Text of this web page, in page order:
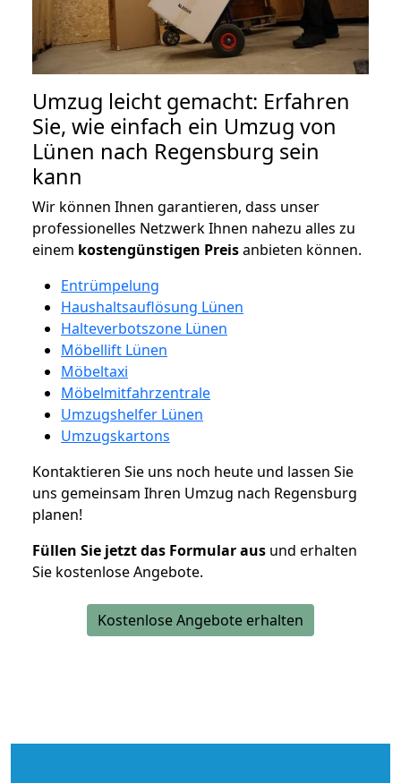
Umzug leicht gemacht: Erfahren
Sie, wie einfach ein Umzug von
Lünen nach Regensburg sein
kann
Wir können Ihnen garantieren, dass unser
professionelles Netzwerk Ihnen nahezu alles zu
einem kostengünstigen Preisanbieten können.
Entrümpelung
Haushaltsauflösung Lünen
Halteverbotszone Lünen
Möbellift Lünen
Möbeltaxi
Möbelmitfahrzentrale
Umzugshelfer Lünen
Umzugskartons
Kontaktieren Sie uns noch heute und lassen Sie
uns gemeinsam Ihren Umzug nach Regensburg
planen!
Füllen Sie jetzt das Formular aus und erhalten
Sie kostenlose Angebote.
Kostenlose Angebote erhalten